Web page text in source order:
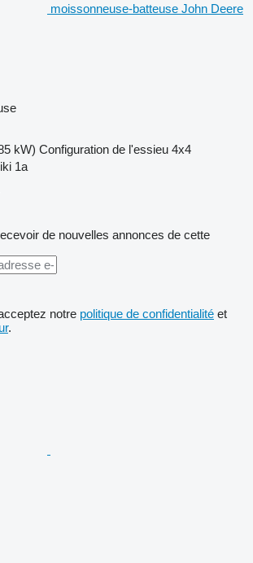
moissonneuse-batteuse John Deere
kW) Configuration de l'essieu 4x4
1a
de nouvelles annonces de cette
notre politique de confidentialité et
.